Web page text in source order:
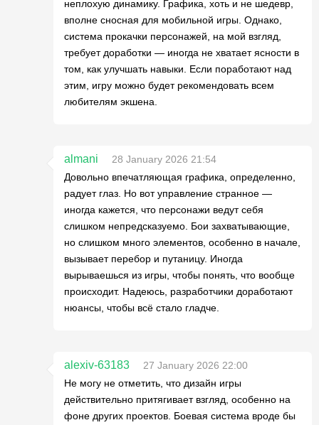
неплохую динамику. Графика, хоть и не шедевр,
вполне сносная для мобильной игры. Однако,
система прокачки персонажей, на мой взгляд,
требует доработки — иногда не хватает ясности в
том, как улучшать навыки. Если поработают над
этим, игру можно будет рекомендовать всем
любителям экшена.
almani
28 January 2026 21:54
Довольно впечатляющая графика, определенно,
радует глаз. Но вот управление странное —
иногда кажется, что персонажи ведут себя
слишком непредсказуемо. Бои захватывающие,
но слишком много элементов, особенно в начале,
вызывает перебор и путаницу. Иногда
вырываешься из игры, чтобы понять, что вообще
происходит. Надеюсь, разработчики доработают
нюансы, чтобы всё стало гладче.
alexiv-63183
27 January 2026 22:00
Не могу не отметить, что дизайн игры
действительно притягивает взгляд, особенно на
фоне других проектов. Боевая система вроде бы